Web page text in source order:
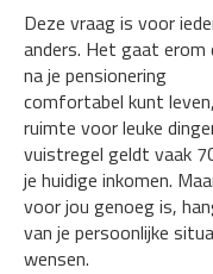
Deze vraag is voor
anders. Het gaat erom
na je pensionering
comfortabel kunt
ruimte voor leuke
vuistregel geldt vaak
je huidige inkomen.
voor jou genoeg is,
van je persoonlijke
wensen.